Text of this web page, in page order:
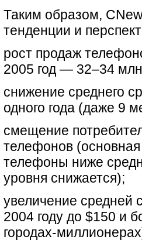
Таким образом,
тенденции и
рост продаж
2005 год — 32–34
снижение среднего
одного года (даже 9
смещение
телефонов
телефоны ниже
уровня снижается);
увеличение средней
2004 году до $150 и
городах-